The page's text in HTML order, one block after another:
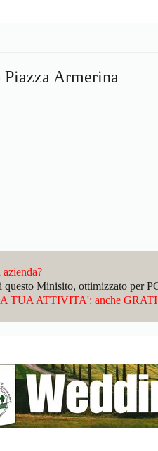
Armerina
questo Minisito, ottimizzato
TUA ATTIVITA': anche